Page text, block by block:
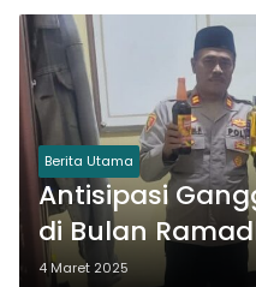
Berita Utama
Antisipasi
di Bulan
Purabaya
4 Maret 2025